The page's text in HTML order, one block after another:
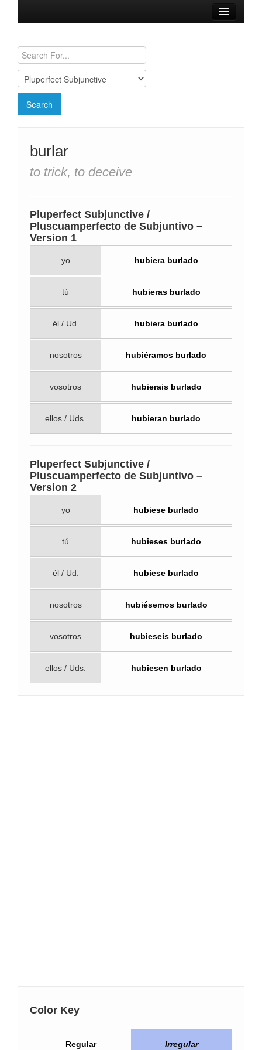
Conjugation Charts
Need a Spanish Tutor?
burlar
to trick, to deceive
Pluperfect Subjunctive /
Pluscuamperfecto de Subjuntivo –
Version 1
yo hubiera burlado
tú hubieras burlado
él / Ud. hubiera burlado
nosotros hubiéramos burlado
vosotros hubierais burlado
ellos / Uds. hubieran burlado
Pluperfect Subjunctive /
Pluscuamperfecto de Subjuntivo –
Version 2
yo hubiese burlado
tú hubieses burlado
él / Ud. hubiese burlado
nosotros hubiésemos burlado
vosotros hubieseis burlado
ellos / Uds. hubiesen burlado
Color Key
Regular Irregular